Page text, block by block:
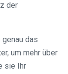
der
das
um mehr über
sie Ihr